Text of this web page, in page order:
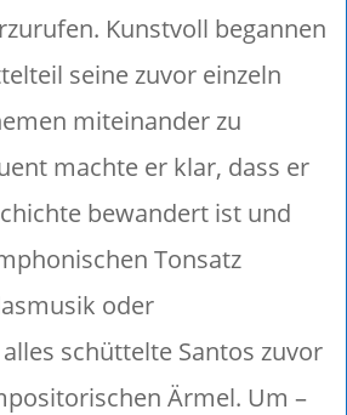
Kunstvoll begannen
seine zuvor einzeln
miteinander zu
machte er klar, dass er
bewandert ist und
Tonsatz
oder
schüttelte Santos zuvor
Ärmel. Um –